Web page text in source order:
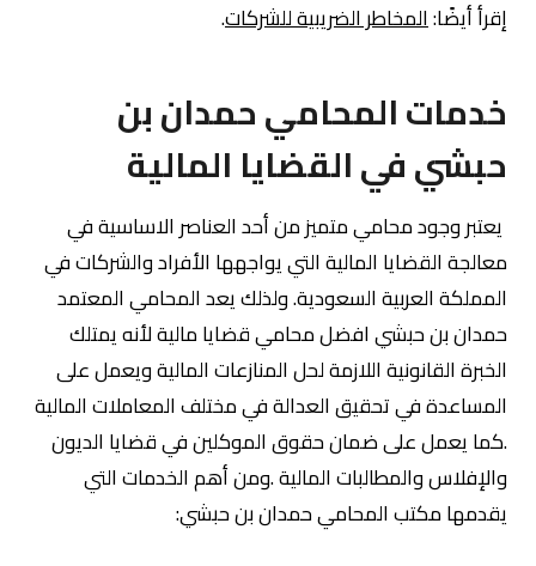
إقرأ أيضًا:المخاطر الضريبية للشركات.
خدمات المحامي حمدان بن
حبشي في القضايا المالية
يعتبر وجود محامي متميز من أحد العناصر الاساسية في
معالجة القضايا المالية التي يواجهها الأفراد والشركات في
المملكة العربية السعودية. ولذلك يعد المحامي المعتمد
حمدان بن حبشي افضل محامي قضايا مالية لأنه يمتلك
الخبرة القانونية اللازمة لحل المنازعات المالية ويعمل على
المساعدة في تحقيق العدالة في مختلف المعاملات المالية
.كما يعمل على ضمان حقوق الموكلين في قضايا الديون
والإفلاس والمطالبات المالية .ومن أهم الخدمات التي
يقدمها مكتب المحامي حمدان بن حبشي: